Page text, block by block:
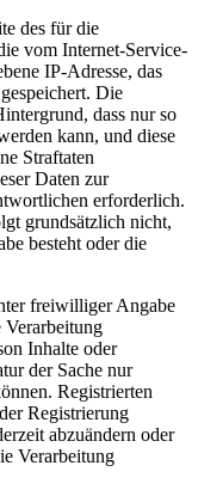
des für die
vom Internet-Service-
IP-Adresse, das
Die
dass nur so
kann, und diese
Straftaten
Daten zur
erforderlich.
grundsätzlich nicht,
besteht oder die
freiwilliger Angabe
Verarbeitung
Inhalte oder
der Sache nur
Registrierten
Registrierung
abzuändern oder
Verarbeitung